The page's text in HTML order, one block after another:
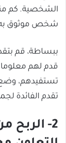
الشخصية. كم
شخص موثوق
ببساطة، قم
قدم لهم
تستفيدهم،
تقدم الفائدة
2- الربح